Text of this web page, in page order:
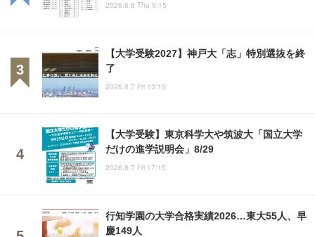
2026.8.6 Thu 9:15
【大学受験2027】神戸大「志」特別選抜を終
了
2026.8.7 Fri 13:15
【大学受験】東京科学大や筑波大「国立大学
だけの進学説明会」8/29
2026.8.7 Fri 17:15
行知学園の大学合格実績2026…東大55人、早
慶149人